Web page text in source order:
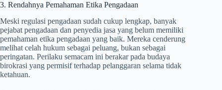
3. Rendahnya Pemahaman Etika Pengadaan
Meski regulasi pengadaan sudah cukup lengkap, banyak
pejabat pengadaan dan penyedia jasa yang belum memiliki
pemahaman etika pengadaan yang baik. Mereka cenderung
melihat celah hukum sebagai peluang, bukan sebagai
peringatan. Perilaku semacam ini berakar pada budaya
birokrasi yang permisif terhadap pelanggaran selama tidak
ketahuan.